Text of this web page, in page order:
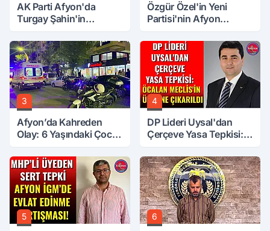
AK Parti Afyon'da
Turgay Şahin'in
Özgür Özel'in Yeni
Partisi'nin Afyon
3
Afyon’da Kahreden
Olay: 6 Yaşındaki Çocuk
4
DP Lideri Uysal'dan
Çerçeve Yasa Tepkisi:
Üzerine Çıkarıldı
5 6